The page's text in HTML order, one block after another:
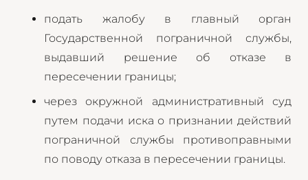
подать жалобу в главный орган
Государственной пограничной службы,
выдавший решение об отказе в
пересечении границы;
через окружной административный суд
путем подачи иска о признании действий
пограничной службы противоправными
по поводу отказа в пересечении границы.